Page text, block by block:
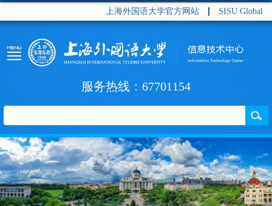
上海外国语大学官方网站 SISU Global
服务热线：67701154